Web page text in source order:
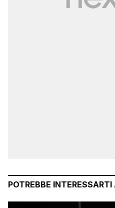
POTREBBE INTERESSARTI